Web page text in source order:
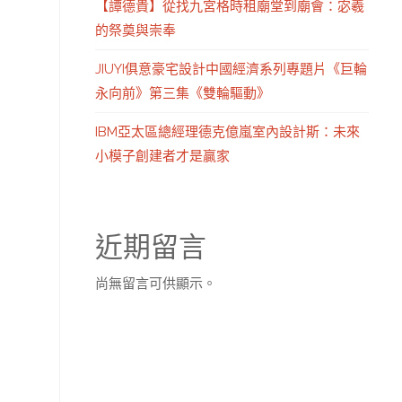
【譚德貴】從找九宮格時租廟堂到廟會：宓羲
的祭奠與崇奉
JIUYI俱意豪宅設計中國經濟系列專題片《巨輪
永向前》第三集《雙輪驅動》
IBM亞太區總經理德克億嵐室內設計斯：未來
小模子創建者才是贏家
近期留言
尚無留言可供顯示。